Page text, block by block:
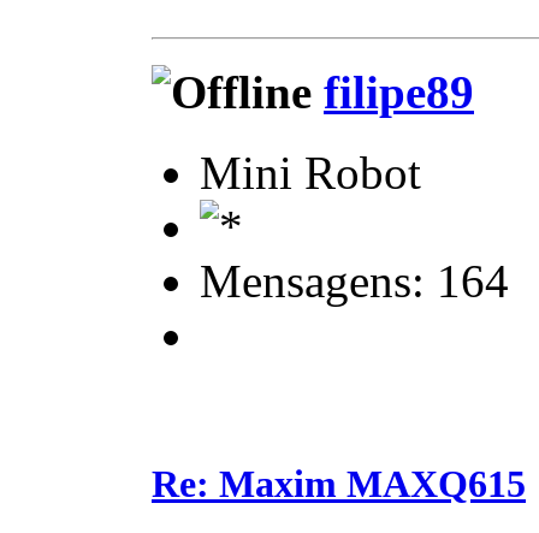
filipe89
Mini Robot
Mensagens: 164
Re: Maxim MAXQ615